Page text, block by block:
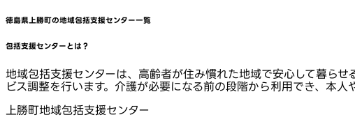
徳島県上勝町の地域包括支援センター一覧
包括支援センターとは？
地域包括支援センターは、高齢者が住み慣れた地域で安心して暮ら
ビス調整を行います。介護が必要になる前の段階から利用でき、本
上勝町地域包括支援センター